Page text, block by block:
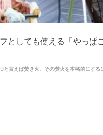
としても使える「やっぱ
と言えば焚き火。その焚火を本格的にする